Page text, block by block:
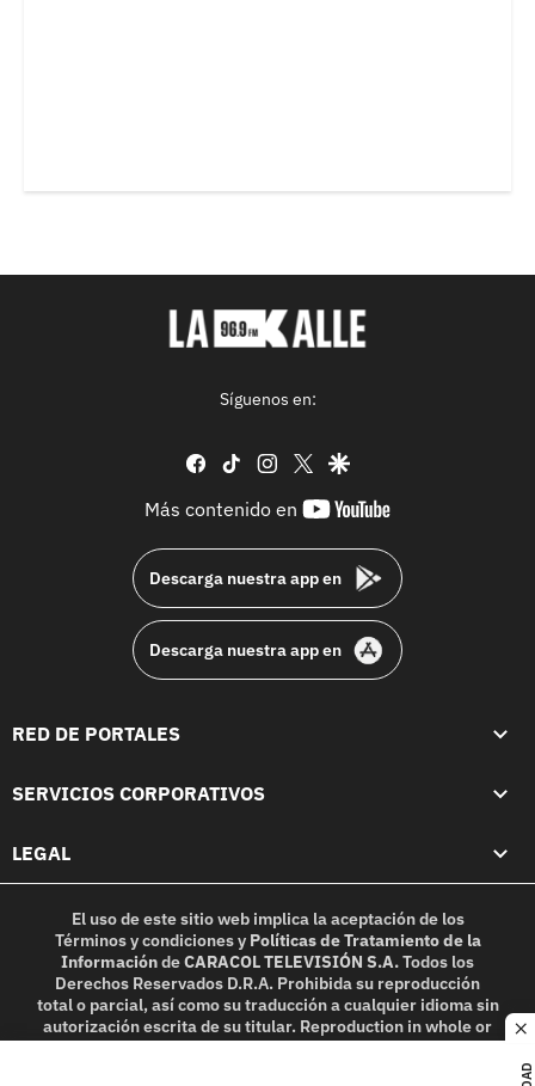
Síguenos en:
facebook
tiktok instagram
twittergoogle
Más contenido en
youtube-
Descarga nuestra app en
Descarga nuestra app en
RED DE PORTALES
SERVICIOS CORPORATIVOS
LEGAL
El uso de este sitio web implica la aceptación de los
Términos y condicionesy Políticas de Tratamiento de la
InformacióndeCARACOL TELEVISIÓN S.A.Todos los
Derechos Reservados D.R.A. Prohibida su reproducción
total o parcial, así como su traducción a cualquier idioma sin
autorización escrita de su titular. Reproduction in whole or
in part, or translation without written permission is